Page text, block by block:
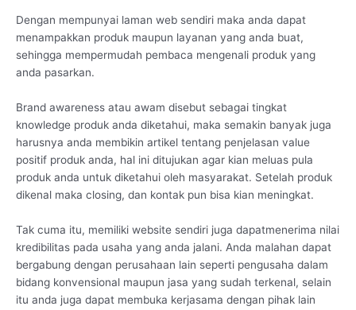
Dengan mempunyai laman web sendiri maka anda dapat
menampakkan produk maupun layanan yang anda buat,
sehingga mempermudah pembaca mengenali produk yang
anda pasarkan.
Brand awareness atau awam disebut sebagai tingkat
knowledge produk anda diketahui, maka semakin banyak juga
harusnya anda membikin artikel tentang penjelasan value
positif produk anda, hal ini ditujukan agar kian meluas pula
produk anda untuk diketahui oleh masyarakat. Setelah produk
dikenal maka closing, dan kontak pun bisa kian meningkat.
Tak cuma itu, memiliki website sendiri juga dapatmenerima nilai
kredibilitas pada usaha yang anda jalani. Anda malahan dapat
bergabung dengan perusahaan lain seperti pengusaha dalam
bidang konvensional maupun jasa yang sudah terkenal, selain
itu anda juga dapat membuka kerjasama dengan pihak lain